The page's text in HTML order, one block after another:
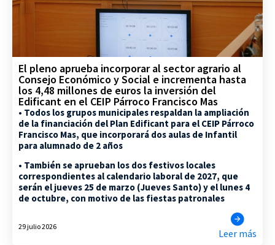
El pleno aprueba incorporar al sector agrario al
Consejo Económico y Social e incrementa hasta
los 4,48 millones de euros la inversión del
Edificant en el CEIP Párroco Francisco Mas
• Todos los grupos municipales respaldan la ampliación
de la financiación del Plan Edificant para el CEIP Párroco
Francisco Mas, que incorporará dos aulas de Infantil
para alumnado de 2 años
• También se aprueban los dos festivos locales
correspondientes al calendario laboral de 2027, que
serán el jueves 25 de marzo (Jueves Santo) y el lunes 4
de octubre, con motivo de las fiestas patronales
29 julio 2026
Leer más